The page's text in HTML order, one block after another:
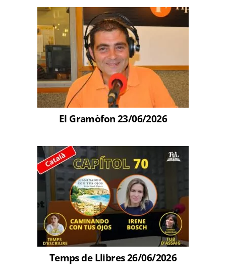
El Gramòfon 23/06/2026
Temps de Llibres 26/06/2026